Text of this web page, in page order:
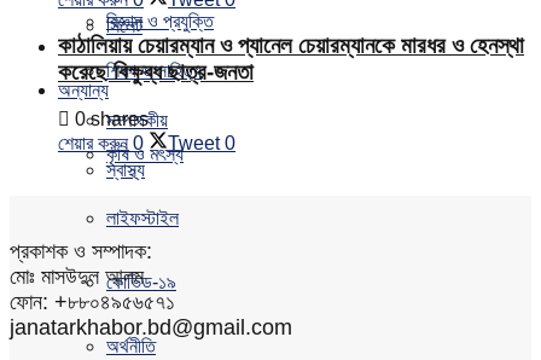
বিজ্ঞান ও প্রযুক্তি
শিক্ষা ও সাহিত্য
সম্পাদকীয়
স্বাস্থ্য
সিলেট
অন্যান্য
কৃষি ও মৎস্য
লাইফস্টাইল
কোভিড-১৯
অর্থনীতি
কাঠালিয়ায় চেয়ারম্যান ও প্যানেল চেয়ারম্যানকে মারধর ও হেনস্থা
করেছে বিক্ষুব্ধ ছাত্র-জনতা
0 shares
শেয়ার করুন 0 Tweet 0
প্রকাশক ও সম্পাদক:
মোঃ মাসউদুল আলম
ফোন: +৮৮০৪৯৫৬৫৭১
janatarkhabor.bd@gmail.com